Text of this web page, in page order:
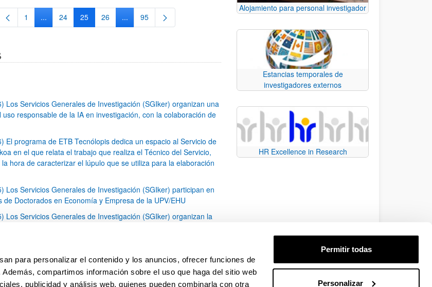
para personalizar el contenido y los anuncios, ofrecer funciones de
compartimos información sobre el uso que haga del sitio web
publicidad y análisis web, quienes pueden combinarla con otra
Permitir todas
Personalizar
Página
1 ...Páginas intermedias Use TAB para desplazarse.
Página
24 Página
25 Página
26 ...Páginas intermedias Use TAB para desplazarse.
Página
95
Los Servicios Generales de Investigación (SGIker) organizan una
uso responsable de la IA en investigación, con la colaboración de
El programa de ETB Tecnólopis dedica un espacio al Servicio de
en el que relata el trabajo que realiza el Técnico del Servicio,
hora de caracterizar el lúpulo que se utiliza para la elaboración
Los Servicios Generales de Investigación (SGIker) participan en
de Doctorados en Economía y Empresa de la UPV/EHU
Los Servicios Generales de Investigación (SGIker) organizan la
química de dos variedades de lúpulo silvestre
1 2 3 ... 79
Alojamiento para personal investigador
Estancias temporales de
investigadores externos
HR Excellence in Research